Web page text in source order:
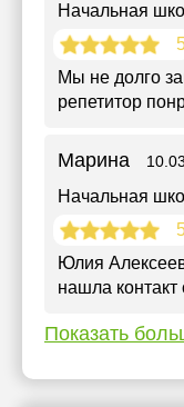
Начальная
Мы не долго
репетитор
Марина
Начальная
Юлия
нашла контакт
Показать